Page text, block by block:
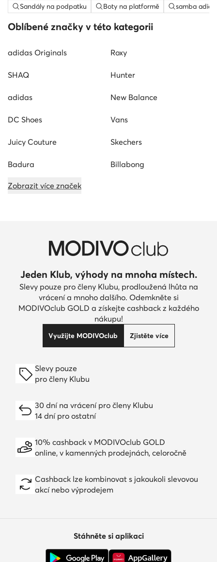
Sandály na podpatku Boty na platformě samba
Oblíbené značky v této kategorii
adidas Originals Roxy
SHAQ Hunter
adidas New Balance
DC Shoes Vans
Juicy Couture Skechers
Badura Billabong
Zobrazit více značek
Jeden Klub, výhody na mnoha místech.
Slevy pouze pro členy Klubu, prodloužená lhůta na
vrácení a mnoho dalšího. Odemkněte si
MODIVOclub GOLD a získejte cashback z každého
nákupu!
Využijte MODIVOclub Zjistěte více
Slevy pouze
pro členy Klubu
30 dní na vrácení pro členy Klubu
14 dní pro ostatní
10% cashback v MODIVOclub GOLD
online, v kamenných prodejnách, celoročně
Cashback lze kombinovat s jakoukoli slevovou
akcí nebo výprodejem
Stáhněte si aplikaci